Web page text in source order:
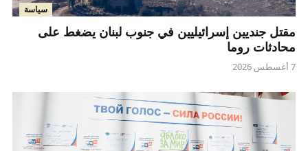
سياسة
مقتل جنديين إسرائيليين في جنوب لبنان يضغط على
محادثات روما
7 أغسطس 2026